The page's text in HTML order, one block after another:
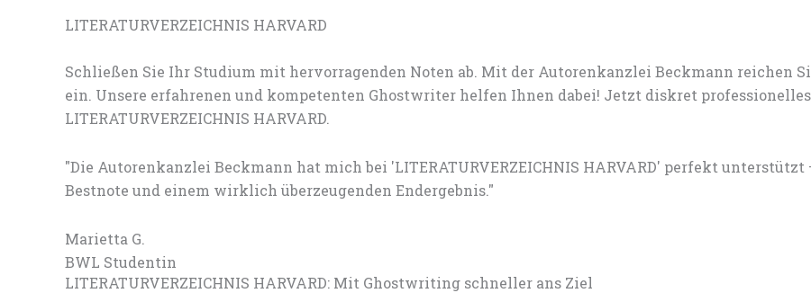
LITERATURVERZEICHNIS HARVARD
Schließen Sie Ihr Studium mit hervorragenden Noten ab. Mit der Autorenkanzlei Beckmann reichen
ein. Unsere erfahrenen und kompetenten Ghostwriter helfen Ihnen dabei! Jetzt diskret
LITERATURVERZEICHNIS HARVARD.
"Die Autorenkanzlei Beckmann hat mich bei 'LITERATURVERZEICHNIS HARVARD' perfekt
Bestnote und einem wirklich überzeugenden Endergebnis."
Marietta G.
BWL Studentin
LITERATURVERZEICHNIS HARVARD: Mit Ghostwriting schneller ans Ziel